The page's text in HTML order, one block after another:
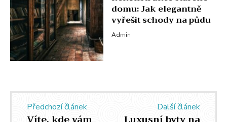
domu: Jak elegantně
vyřešit schody na půdu
Admin
Předchozí článek Další článek